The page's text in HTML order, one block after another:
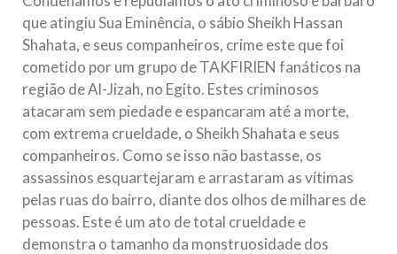
que atingiu Sua Eminência, o sábio Sheikh Hassan
Shahata, e seus companheiros, crime este que foi
cometido por um grupo de TAKFIRIEN fanáticos na
região de Al-Jizah, no Egito. Estes criminosos
atacaram sem piedade e espancaram até a morte,
com extrema crueldade, o Sheikh Shahata e seus
companheiros. Como se isso não bastasse, os
assassinos esquartejaram e arrastaram as vítimas
pelas ruas do bairro, diante dos olhos de milhares de
pessoas. Este é um ato de total crueldade e
demonstra o tamanho da monstruosidade dos